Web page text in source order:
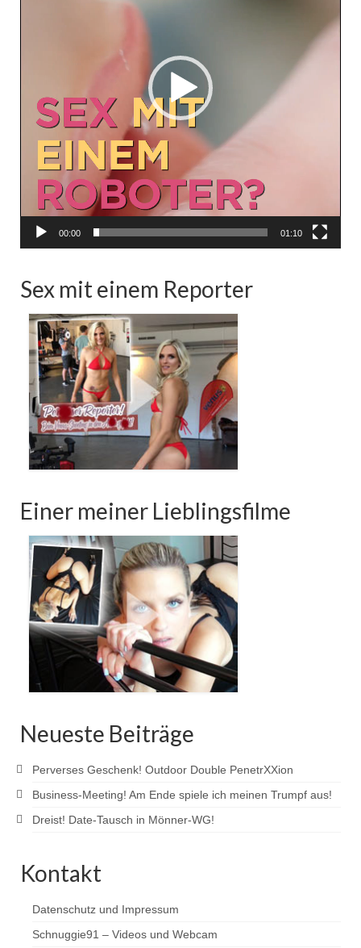
00:00 01:10
Sex mit einem Reporter
Einer meiner Lieblingsfilme
Neueste Beiträge
Perverses Geschenk! Outdoor Double PenetrXXion
Business-Meeting! Am Ende spiele ich meinen Trumpf aus!
Dreist! Date-Tausch in Mönner-WG!
Kontakt
Datenschutz und Impressum
Schnuggie91 – Videos und Webcam